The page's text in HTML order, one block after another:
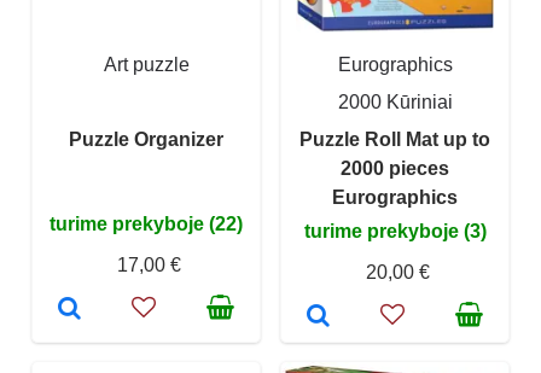
Art puzzle
Puzzle Organizer
turime prekyboje (22)
17,00 €
Eurographics
2000 Kūriniai
Puzzle Roll Mat up to
2000 pieces
Eurographics
turime prekyboje (3)
20,00 €